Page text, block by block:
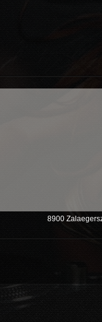
8900